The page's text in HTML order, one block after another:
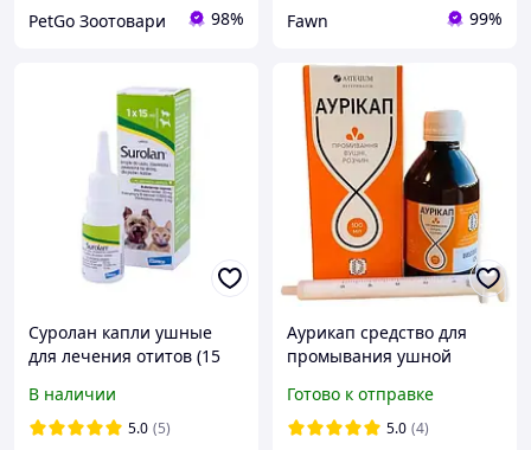
PetGo Зоотовари 98% Fawn 99%
Суролан капли ушные
для лечения отитов (15
до 11.2026 г)
В наличии
5.0 (5)
Аурикап средство для
промывания ушной
100 мл
Готово к отправке
5.0 (4)